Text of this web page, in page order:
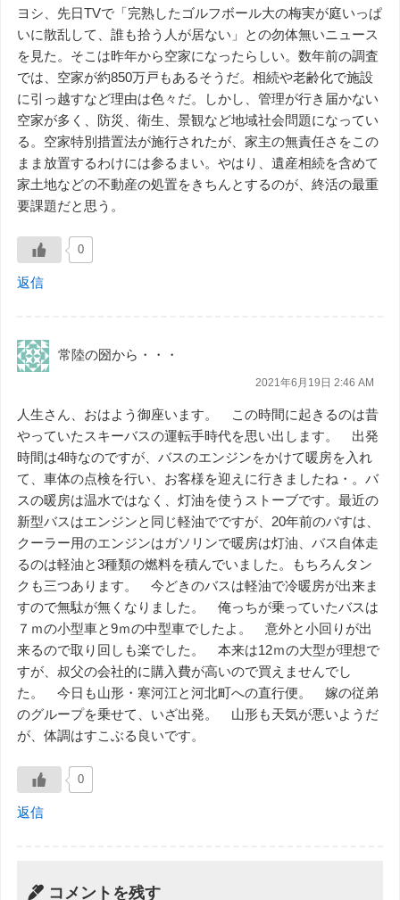
ヨシ、先日TVで「完熟したゴルフボール大の梅実が庭いっぱ
いに散乱して、誰も拾う人が居ない」との勿体無いニュース
を見た。そこは昨年から空家になったらしい。数年前の調査
では、空家が約850万戸もあるそうだ。相続や老齢化で施設
に引っ越すなど理由は色々だ。しかし、管理が行き届かない
空家が多く、防災、衛生、景観など地域社会問題になってい
る。空家特別措置法が施行されたが、家主の無責任さをこの
まま放置するわけには参るまい。やはり、遺産相続を含めて
家土地などの不動産の処置をきちんとするのが、終活の最重
要課題だと思う。
0
返信
常陸の圀から・・・
2021年6月19日 2:46 AM
人生さん、おはよう御座います。 この時間に起きるのは昔
やっていたスキーバスの運転手時代を思い出します。 出発
時間は4時なのですが、バスのエンジンをかけて暖房を入れ
て、車体の点検を行い、お客様を迎えに行きましたね・。バ
スの暖房は温水ではなく、灯油を使うストーブです。最近の
新型バスはエンジンと同じ軽油でですが、20年前のバすは、
クーラー用のエンジンはガソリンで暖房は灯油、バス自体走
るのは軽油と3種類の燃料を積んでいました。もちろんタン
クも三つあります。 今どきのバスは軽油で冷暖房が出来ま
すので無駄が無くなりました。 俺っちが乗っていたバスは
７ｍの小型車と9ｍの中型車でしたよ。 意外と小回りが出
来るので取り回しも楽でした。 本来は12ｍの大型が理想で
すが、叔父の会社的に購入費が高いので買えませんでし
た。 今日も山形・寒河江と河北町への直行便。 嫁の従弟
のグループを乗せて、いざ出発。 山形も天気が悪いようだ
が、体調はすこぶる良いです。
0
返信
コメントを残す